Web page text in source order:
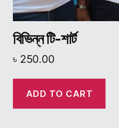
বিভিন্ন টি-শার্ট
৳ 250.00
ADD TO CART